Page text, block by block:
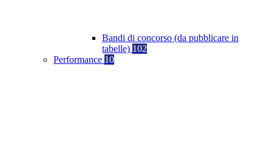
Bandi di concorso (da pubblicare in
tabelle) 102
Performance 10